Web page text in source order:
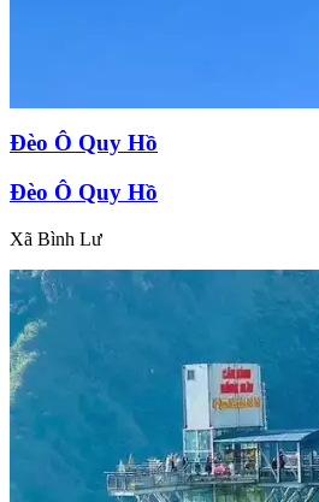
Đèo Ô Quy Hồ
Đèo Ô Quy Hồ
Xã Bình Lư